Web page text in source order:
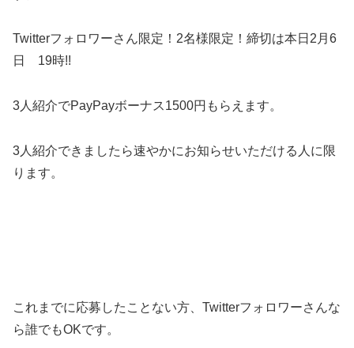
Twitterフォロワーさん限定！2名様限定！締切は本日2月6
日 19時!!
3人紹介でPayPayボーナス1500円もらえます。
3人紹介できましたら速やかにお知らせいただける人に限
ります。
これまでに応募したことない方、Twitterフォロワーさんな
ら誰でもOKです。